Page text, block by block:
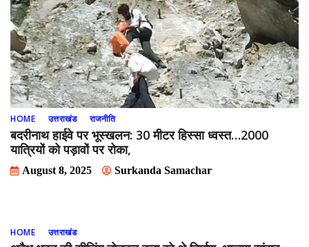
HOME उत्तराखंड राजनीति
बदरीनाथ हाईवे पर भूस्खलन: 30 मीटर हिस्सा ध्वस्त…2000
यात्रियों को पड़ावों पर रोका,
August 8, 2025 Surkanda Samachar
HOME उत्तराखंड